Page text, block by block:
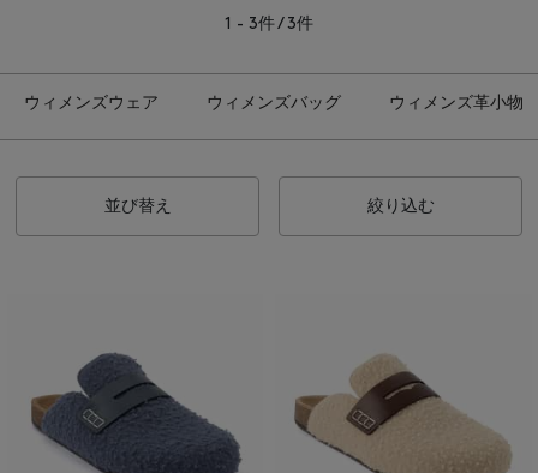
1 - 3件 / 3件
ウィメンズウェア ウィメンズバッグ ウィメンズ革小物
並び替え 絞り込む